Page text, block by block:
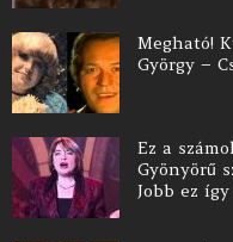
Megható!
György –
Ez a
Gyönyörű
Jobb ez